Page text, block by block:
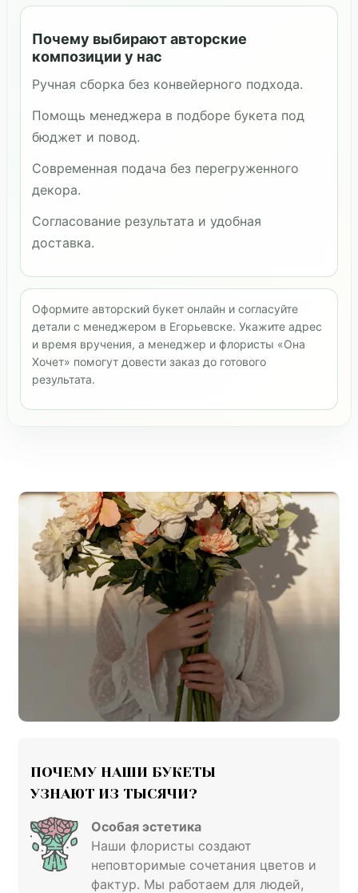
Почему выбирают авторские
композиции у нас
Ручная сборка без конвейерного подхода.
Помощь менеджера в подборе букета под
бюджет и повод.
Современная подача без перегруженного
декора.
Согласование результата и удобная
доставка.
Оформите авторский букет онлайн и согласуйте
детали с менеджером в Егорьевске. Укажите адрес
и время вручения, а менеджер и флористы «Она
Хочет» помогут довести заказ до готового
результата.
ПОЧЕМУ НАШИ БУКЕТЫ
УЗНАЮТ ИЗ ТЫСЯЧИ?
Особая эстетика
Наши флористы создают
неповторимые сочетания цветов и
фактур. Мы работаем для людей,